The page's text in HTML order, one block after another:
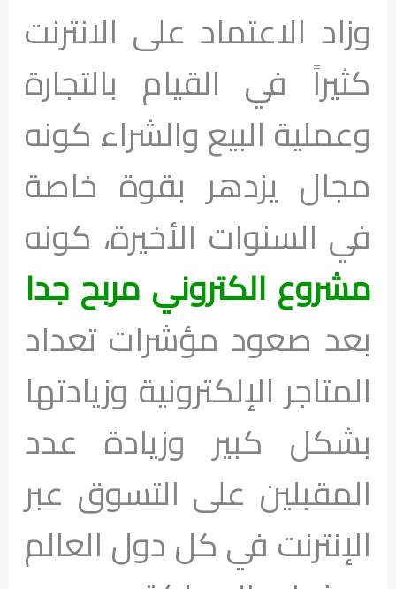
وزاد الاعتماد على الانترنت
كثيراً في القيام بالتجارة
وعملية البيع والشراء كونه
مجال يزدهر بقوة خاصة
في السنوات الأخيرة، كونه
مشروع الكتروني مربح جدا
بعد صعود مؤشرات تعداد
المتاجر الإلكترونية وزيادتها
بشكل كبير وزيادة عدد
المقبلين على التسوق عبر
الإنترنت في كل دول العالم